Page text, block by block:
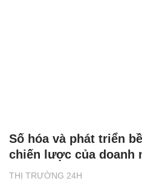
THỊ TRƯỜNG 24H
Số hóa và phát triển
chiến lược của doanh